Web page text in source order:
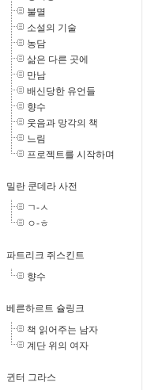
불멸
소설의 기술
농담
삶은 다른 곳에
만남
배신당한 유언들
향수
웃음과 망각의 책
느림
프로젝트를 시작하며
밀란 쿤데라 사전
ㄱ-ㅅ
ㅇ-ㅎ
파트리크 쥐스킨트
향수
베른하르트 슐링크
책 읽어주는 남자
계단 위의 여자
귄터 그라스